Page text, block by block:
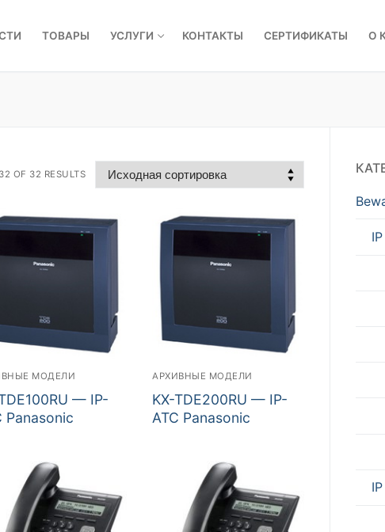
ТОВАРЫ УСЛУГИ КОНТАКТЫ СЕРТИФИКАТЫ О
OF 32 RESULTS
МОДЕЛИ
— IP-
Panasonic
АРХИВНЫЕ МОДЕЛИ
KX-TDE200RU — IP-
АТС Panasonic